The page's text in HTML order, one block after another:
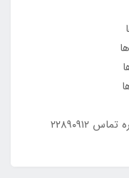
مرکز مشاوره ره‌یافتگان سلامت. شماره تماس ۲۲۸۹۰۹۱۲